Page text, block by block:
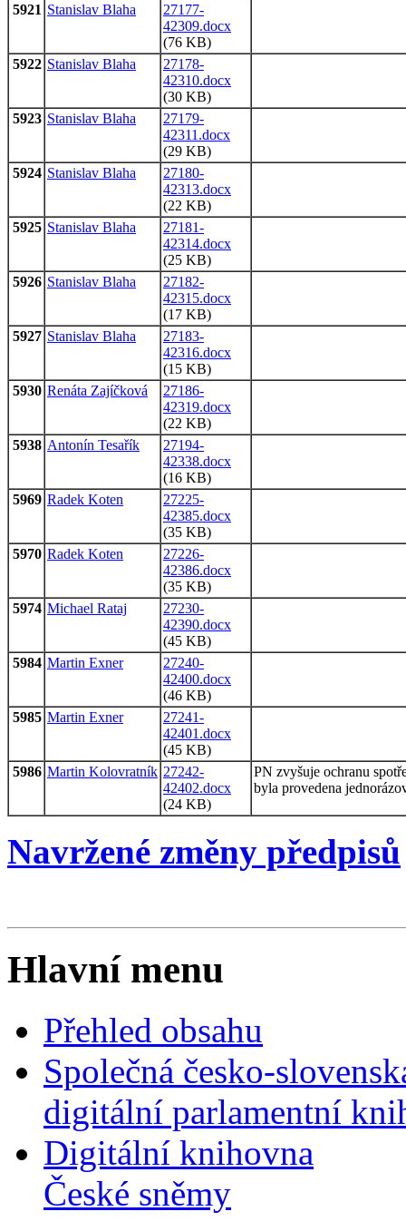
5921 Stanislav Blaha
27177-
42309.docx
(76 KB)
5922 Stanislav Blaha
27178-
42310.docx
(30 KB)
5923 Stanislav Blaha
27179-
42311.docx
(29 KB)
5924 Stanislav Blaha
27180-
42313.docx
(22 KB)
5925 Stanislav Blaha
27181-
42314.docx
(25 KB)
5926 Stanislav Blaha
27182-
42315.docx
(17 KB)
5927 Stanislav Blaha
27183-
42316.docx
(15 KB)
5930 Renáta Zajíčková
27186-
42319.docx
(22 KB)
5938 Antonín Tesařík
27194-
42338.docx
(16 KB)
5969 Radek Koten
27225-
42385.docx
(35 KB)
5970 Radek Koten
27226-
42386.docx
(35 KB)
5974 Michael Rataj
27230-
42390.docx
(45 KB)
5984 Martin Exner
27240-
42400.docx
(46 KB)
5985 Martin Exner
27241-
42401.docx
(45 KB)
5986 Martin Kolovratník 27242-
42402.docx
(24 KB)
PN zvyšuje ochranu
byla provedena
Navržené změny předpisů
Hlavní menu
Přehled obsahu
Společná česko-
digitální parlamentní
Digitální knihovna
České sněmy